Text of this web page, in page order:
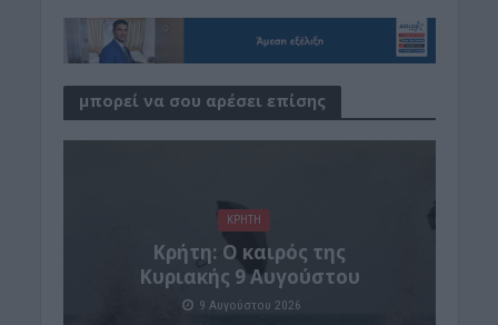
μπορεί να σου αρέσει επίσης
ΚΡΗΤΗ
Κρήτη: Ο καιρός της
Κυριακής 9 Αυγούστου
9 Αυγούστου 2026